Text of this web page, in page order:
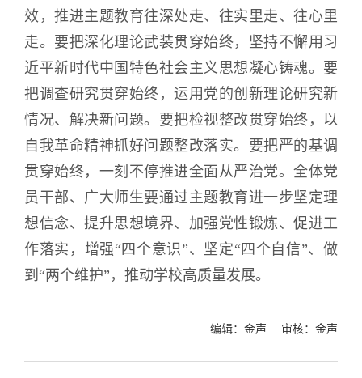
效，推进主题教育往深处走、往实里走、往心里
走。要把深化理论武装贯穿始终，坚持不懈用习
近平新时代中国特色社会主义思想凝心铸魂。要
把调查研究贯穿始终，运用党的创新理论研究新
情况、解决新问题。要把检视整改贯穿始终，以
自我革命精神抓好问题整改落实。要把严的基调
贯穿始终，一刻不停推进全面从严治党。全体党
员干部、广大师生要通过主题教育进一步坚定理
想信念、提升思想境界、加强党性锻炼、促进工
作落实，增强“四个意识”、坚定“四个自信”、做
到“两个维护”，推动学校高质量发展。
编辑：金声 审核：金声